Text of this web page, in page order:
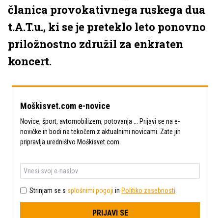
članica provokativnega ruskega dua
t.A.T.u., ki se je preteklo leto ponovno
priložnostno združil za enkraten
koncert.
Moškisvet.com e-novice
Novice, šport, avtomobilizem, potovanja ... Prijavi se na e-
novičke in bodi na tekočem z aktualnimi novicami. Zate jih
pripravlja uredništvo Moškisvet.com.
Strinjam se s splošnimi pogoji in Politiko zasebnosti
PRIJAVI SE